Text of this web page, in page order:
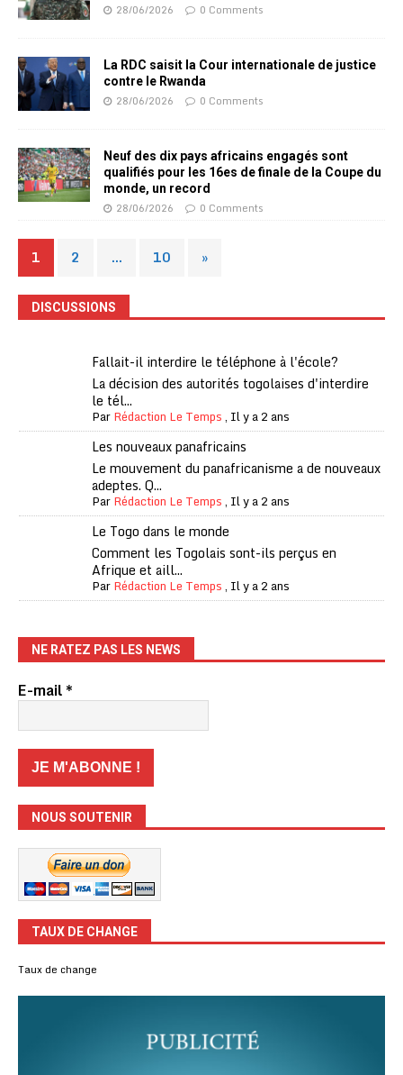
28/06/2026 0 Comments
La RDC saisit la Cour internationale de justice
contre le Rwanda
28/06/2026 0 Comments
Neuf des dix pays africains engagés sont
qualifiés pour les 16es de finale de la Coupe du
monde, un record
28/06/2026 0 Comments
1 2 … 10 »
DISCUSSIONS
Fallait-il interdire le téléphone à l'école?
La décision des autorités togolaises d'interdire
le tél...
ParRédaction Le Temps, Il y a 2 ans
Les nouveaux panafricains
Le mouvement du panafricanisme a de nouveaux
adeptes. Q...
ParRédaction Le Temps, Il y a 2 ans
Le Togo dans le monde
Comment les Togolais sont-ils perçus en
Afrique et aill...
ParRédaction Le Temps, Il y a 2 ans
NE RATEZ PAS LES NEWS
E-mail*
NOUS SOUTENIR
TAUX DE CHANGE
Taux de change